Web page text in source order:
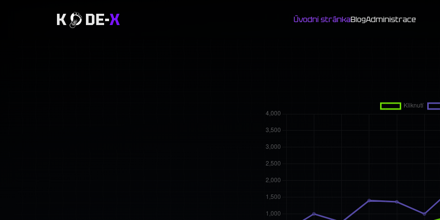
K DE-X Úvodní stránkaBlogAdministrace